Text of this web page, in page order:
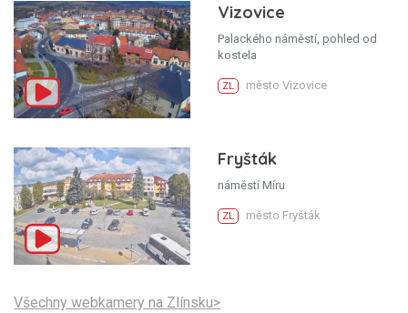
Vizovice
Palackého náměstí, pohled od
kostela
ZL město Vizovice
Fryšták
náměstí Míru
ZL město Fryšták
Všechny webkamery na Zlínsku>